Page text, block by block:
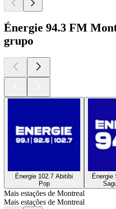
Énergie 94.3 FM
grupo
Énergie 102.7 Abitibi
Pop
Énergie
Mais estações de Montreal
Mais estações de Montreal